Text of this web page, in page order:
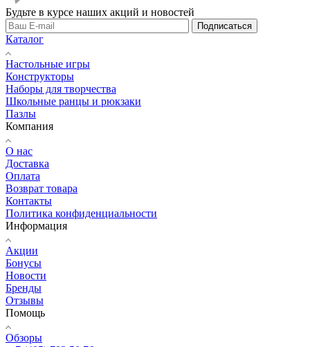
Будьте в курсе наших акций и новостей
Подписаться
Каталог
Настольные игры
Конструкторы
Наборы для творчества
Школьные ранцы и рюкзаки
Пазлы
Компания
О нас
Доставка
Оплата
Возврат товара
Контакты
Политика конфиденциальности
Информация
Акции
Бонусы
Новости
Бренды
Отзывы
Помощь
Обзоры